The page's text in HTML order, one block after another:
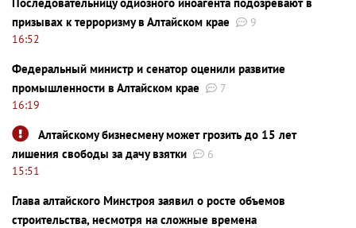
призывах к терроризму в Алтайском крае
9
16:52
Федеральный министр и сенатор оценили развитие
промышленности в Алтайском крае
7
16:19
Алтайскому бизнесмену может грозить до 15 лет
лишения свободы за дачу взятки
6
15:51
Глава алтайского Минстроя заявил о росте объемов
строительства, несмотря на сложные времена